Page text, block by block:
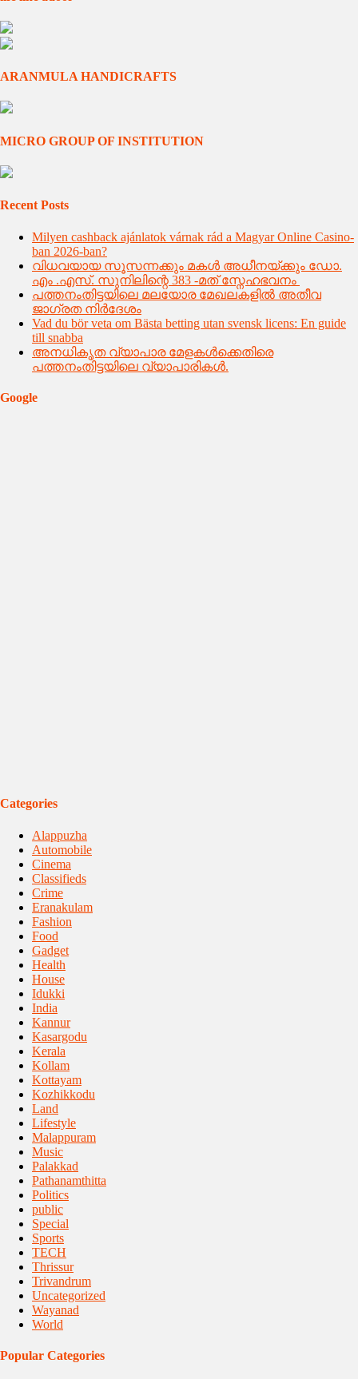
ARANMULA HANDICRAFTS
MICRO GROUP OF INSTITUTION
Recent Posts
Milyen cashback ajánlatok várnak rád a Magyar Online Casino-
ban 2026-ban?
വിധവയായ സൂസന്നക്കും മകൾ അധീനയ്ക്കും ഡോ.
എം .എസ്. സുനിലിന്റെ 383 -മത് സ്നേഹഭവനം
പത്തനംതിട്ടയിലെ മലയോര മേഖലകളില്‍ അതീവ
ജാഗ്രത നിര്‍ദേശം
Vad du bör veta om Bästa betting utan svensk licens: En guide
till snabba
അനധികൃത വ്യാപാര മേളകൾക്കെതിരെ
പത്തനംതിട്ടയിലെ വ്യാപാരികൾ.
Google
Categories
Alappuzha
Automobile
Cinema
Classifieds
Crime
Eranakulam
Fashion
Food
Gadget
Health
House
Idukki
India
Kannur
Kasargodu
Kerala
Kollam
Kottayam
Kozhikkodu
Land
Lifestyle
Malappuram
Music
Palakkad
Pathanamthitta
Politics
public
Special
Sports
TECH
Thrissur
Trivandrum
Uncategorized
Wayanad
World
Popular Categories